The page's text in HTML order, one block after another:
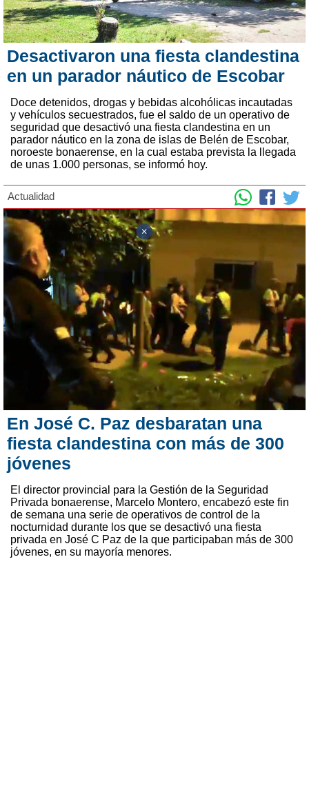
Desactivaron una fiesta clandestina
en un parador náutico de Escobar
Doce detenidos, drogas y bebidas alcohólicas incautadas
y vehículos secuestrados, fue el saldo de un operativo de
seguridad que desactivó una fiesta clandestina en un
parador náutico en la zona de islas de Belén de Escobar,
noroeste bonaerense, en la cual estaba prevista la llegada
de unas 1.000 personas, se informó hoy.
Actualidad
En José C. Paz desbaratan una
fiesta clandestina con más de 300
jóvenes
El director provincial para la Gestión de la Seguridad
Privada bonaerense, Marcelo Montero, encabezó este fin
de semana una serie de operativos de control de la
nocturnidad durante los que se desactivó una fiesta
privada en José C Paz de la que participaban más de 300
jóvenes, en su mayoría menores.